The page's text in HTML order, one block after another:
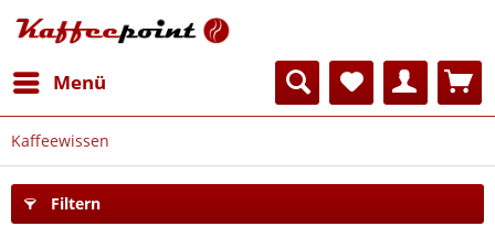
Menü
Kaffeewissen
Filtern